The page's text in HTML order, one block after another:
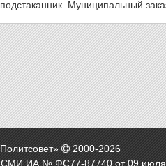
Муниципальный
2000-2026
СМИ ИА № ФС77-87740 от 09 июля